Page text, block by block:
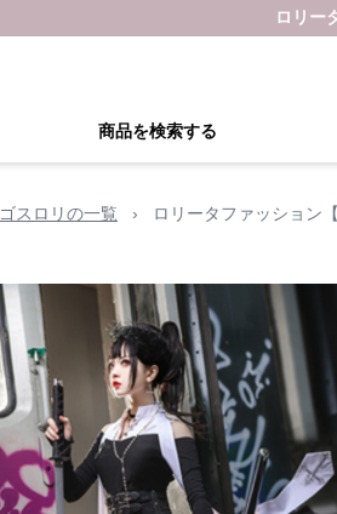
ロリー
商品を検索する
ゴスロリの一覧 › ロリータファッション